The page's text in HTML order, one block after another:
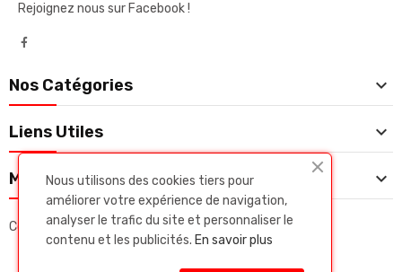
Rejoignez nous sur Facebook !
Nos Catégories 
Liens Utiles 
Mon Compte 
Copyright © Daluz developpeent. Tous droits réservés.
Nous utilisons des cookies tiers pour
améliorer votre expérience de navigation,
analyser le trafic du site et personnaliser le
contenu et les publicités. En savoir plus